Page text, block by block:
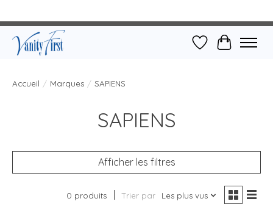
Liste dePanier
Accueil / Marques / SAPIENS
SAPIENS
Afficher les filtres
0 produits Trier par Les plus vus